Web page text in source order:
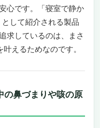
心です。「寝室で静か
して紹介される製品
求しているのは、まさ
叶えるためなのです。
の鼻づまりや咳の原